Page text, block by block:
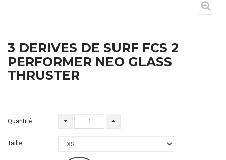
3 DERIVES DE SURF FCS 2
PERFORMER NEO GLASS
THRUSTER
Quantité
Taille :